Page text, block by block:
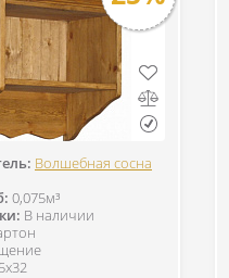
Волшебная сосна
0,075м³
В наличии